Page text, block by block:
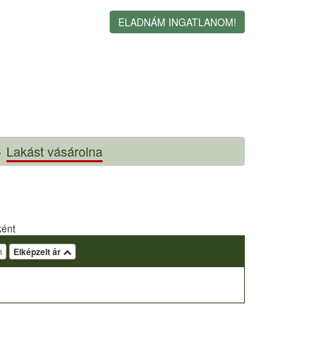
ELADNÁM INGATLANOM!
Lakást vásárolna
Elképzelt ár